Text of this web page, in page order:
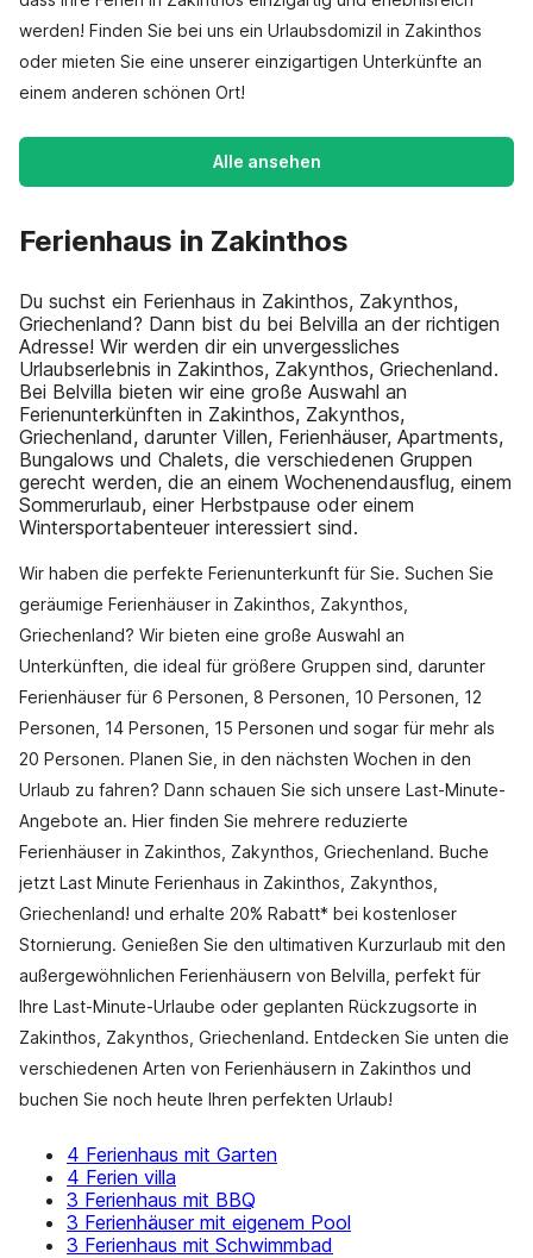
werden! Finden Sie bei uns ein Urlaubsdomizil in Zakinthos
oder mieten Sie eine unserer einzigartigen Unterkünfte an
einem anderen schönen Ort!
Alle ansehen
Ferienhaus in Zakinthos
Du suchst ein Ferienhaus in Zakinthos, Zakynthos,
Griechenland? Dann bist du bei Belvilla an der richtigen
Adresse! Wir werden dir ein unvergessliches
Urlaubserlebnis in Zakinthos, Zakynthos, Griechenland.
Bei Belvilla bieten wir eine große Auswahl an
Ferienunterkünften in Zakinthos, Zakynthos,
Griechenland, darunter Villen, Ferienhäuser, Apartments,
Bungalows und Chalets, die verschiedenen Gruppen
gerecht werden, die an einem Wochenendausflug, einem
Sommerurlaub, einer Herbstpause oder einem
Wintersportabenteuer interessiert sind.
Wir haben die perfekte Ferienunterkunft für Sie. Suchen Sie
geräumige Ferienhäuser in Zakinthos, Zakynthos,
Griechenland? Wir bieten eine große Auswahl an
Unterkünften, die ideal für größere Gruppen sind, darunter
Ferienhäuser für 6 Personen, 8 Personen, 10 Personen, 12
Personen, 14 Personen, 15 Personen und sogar für mehr als
20 Personen. Planen Sie, in den nächsten Wochen in den
Urlaub zu fahren? Dann schauen Sie sich unsere Last-Minute-
Angebote an. Hier finden Sie mehrere reduzierte
Ferienhäuser in Zakinthos, Zakynthos, Griechenland. Buche
jetzt Last Minute Ferienhaus in Zakinthos, Zakynthos,
Griechenland! und erhalte 20% Rabatt* bei kostenloser
Stornierung. Genießen Sie den ultimativen Kurzurlaub mit den
außergewöhnlichen Ferienhäusern von Belvilla, perfekt für
Ihre Last-Minute-Urlaube oder geplanten Rückzugsorte in
Zakinthos, Zakynthos, Griechenland. Entdecken Sie unten die
verschiedenen Arten von Ferienhäusern in Zakinthos und
buchen Sie noch heute Ihren perfekten Urlaub!
4 Ferienhaus mit Garten
4 Ferien villa
3 Ferienhaus mit BBQ
3 Ferienhäuser mit eigenem Pool
3 Ferienhaus mit Schwimmbad